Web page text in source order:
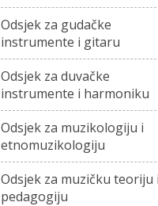
Odsjek za gudačke
instrumente i gitaru
Odsjek za duvačke
instrumente i harmoniku
Odsjek za muzikologiju i
etnomuzikologiju
Odsjek za muzičku teoriju i
pedagogiju